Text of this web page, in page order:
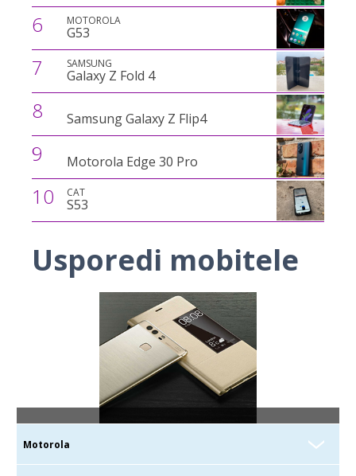
6 MOTOROLA
G53
7 SAMSUNG
Galaxy Z Fold 4
8 Samsung Galaxy Z Flip4
9 Motorola Edge 30 Pro
10 CAT
S53
Usporedi mobitele